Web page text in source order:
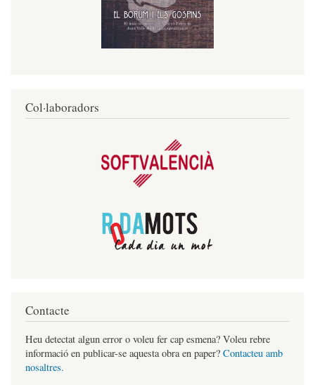
Col·laboradors
Contacte
Heu detectat algun error o voleu fer cap esmena? Voleu rebre
informació en publicar-se aquesta obra en paper? Contacteu amb
nosaltres.